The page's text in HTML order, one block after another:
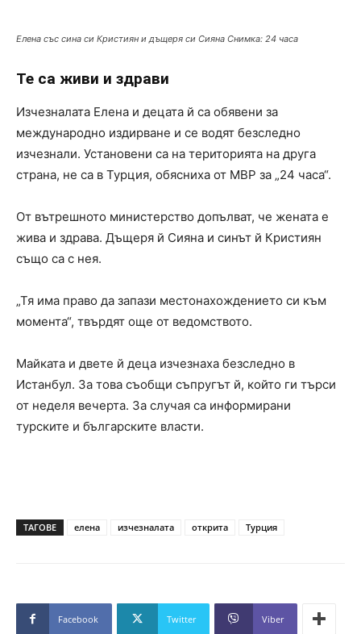
Елена със сина си Кристиян и дъщеря си Сияна Снимка: 24 часа
Те са живи и здрави
Изчезналата Елена и децата й са обявени за
международно издирване и се водят безследно
изчезнали. Установени са на територията на друга
страна, не са в Турция, обясниха от МВР за „24 часа“.
От вътрешното министерство допълват, че жената е
жива и здрава. Дъщеря й Сияна и синът й Кристиян
също са с нея.
„Тя има право да запази местонахождението си към
момента“, твърдят още от ведомството.
Майката и двете й деца изчезнаха безследно в
Истанбул. За това съобщи съпругът й, който ги търси
от неделя вечерта. За случая са информирани
турските и българските власти.
ТАГОВЕ елена изчезналата открита Турция
Facebook Twitter Viber